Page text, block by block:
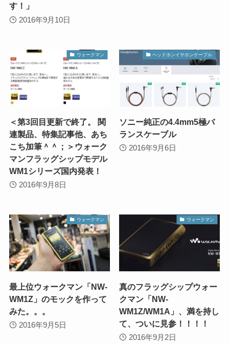
す！」
2016年9月10日
ウォークマン
＜第3回目更新で終了。 関
連製品、特集記事他、あち
こち加筆＾＾；＞ウォーク
マンフラッグシップモデル
WM1シリーズ国内発表！
2016年9月8日
ヘッドホンイヤホンケーブル
ソニー純正の4.4mm5極バ
ランスケーブル
2016年9月6日
ウォークマン
最上位ウォークマン「NW-
WM1Z」のモックを作って
みた。。。
2016年9月5日
ウォークマン
真のフラッグシップウォー
クマン「NW-
WM1Z/WM1A」、満を持し
て、ついに見参！！！！
2016年9月2日